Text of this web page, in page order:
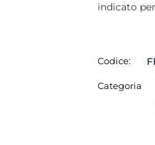
indicato
Codice:
Categoria